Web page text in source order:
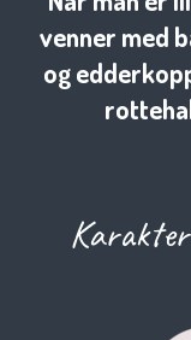
venner med
og